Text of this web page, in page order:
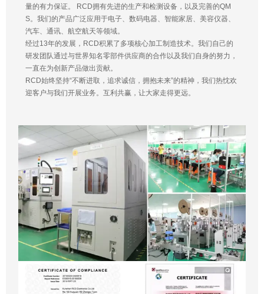
量的有力保证。 RCD拥有先进的生产和检测设备，以及完善的QM
S。我们的产品广泛应用于电子、数码电器、智能家居、美容仪器、
汽车、通讯、航空航天等领域。
经过13年的发展，RCD积累了多项核心加工制造技术。我们自己的
研发团队通过与世界知名零部件供应商的合作以及我们自身的努力，
一直在为创新产品做出贡献。
RCD始终坚持“不断进取，追求诚信，拥抱未来”的精神，我们热忱欢
迎客户与我们开展业务。互利共赢，让大家走得更远。